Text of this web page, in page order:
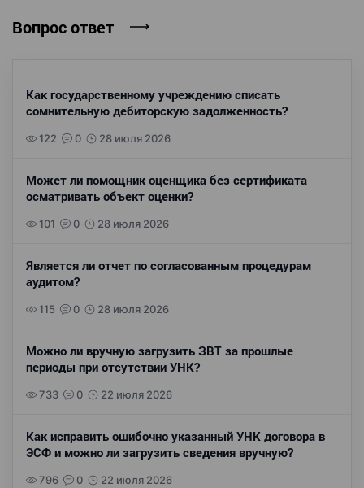
Вопрос ответ
Как государственному учреждению списать
сомнительную дебиторскую задолженность?
122 0 28 июля 2026
Может ли помощник оценщика без сертификата
осматривать объект оценки?
101 0 28 июля 2026
Является ли отчет по согласованным процедурам
аудитом?
115 0 28 июля 2026
Можно ли вручную загрузить ЗВТ за прошлые
периоды при отсутствии УНК?
733 0 22 июля 2026
Как исправить ошибочно указанный УНК договора в
ЭСФ и можно ли загрузить сведения вручную?
796 0 22 июля 2026